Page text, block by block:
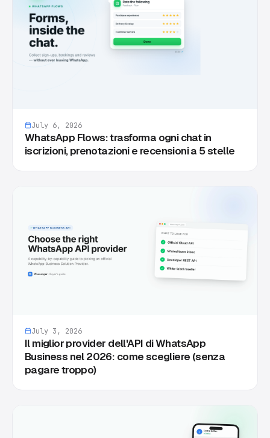
July 6, 2026
WhatsApp Flows: trasforma ogni chat in
iscrizioni, prenotazioni e recensioni a 5 stelle
July 3, 2026
Il miglior provider dell'API di WhatsApp
Business nel 2026: come scegliere (senza
pagare troppo)